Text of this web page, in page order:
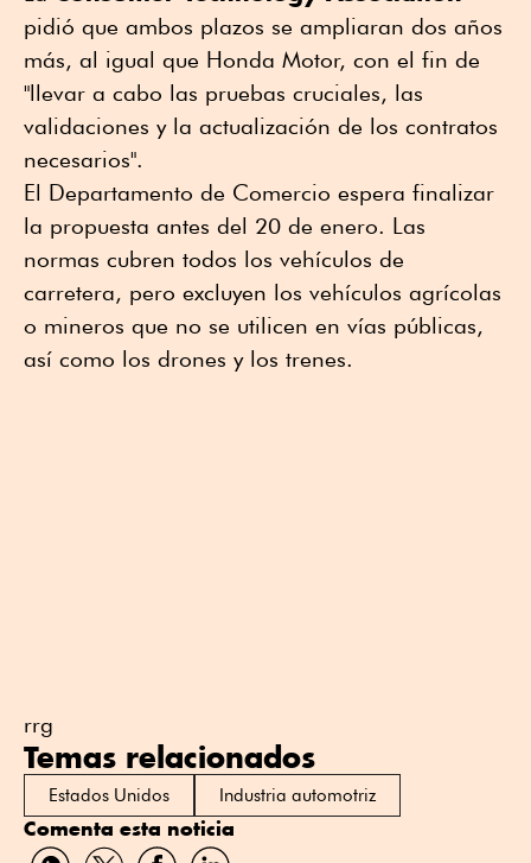
pidió que ambos plazos se ampliaran dos años
más, al igual que Honda Motor, con el fin de
"llevar a cabo las pruebas cruciales, las
validaciones y la actualización de los contratos
necesarios".
El Departamento de Comercio espera finalizar
la propuesta antes del 20 de enero. Las
normas cubren todos los vehículos de
carretera, pero excluyen los vehículos agrícolas
o mineros que no se utilicen en vías públicas,
así como los drones y los trenes.
rrg
Temas relacionados
Estados Unidos Industria automotriz
Comenta esta noticia